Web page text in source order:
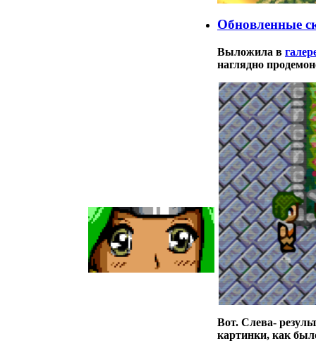
Обновленные
Выложила в
наглядно
Вот. Слева-
картинки, как